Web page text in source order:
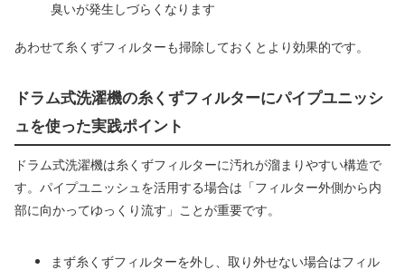
臭いが発生しづらくなります
あわせて糸くずフィルターも掃除しておくとより効果的です。
ドラム式洗濯機の糸くずフィルターにパイプユニッシ
ュを使った実践ポイント
ドラム式洗濯機は糸くずフィルターに汚れが溜まりやすい構造で
す。パイプユニッシュを活用する場合は「フィルター外側から内
部に向かってゆっくり流す」ことが重要です。
まず糸くずフィルターを外し、取り外せない場合はフィル